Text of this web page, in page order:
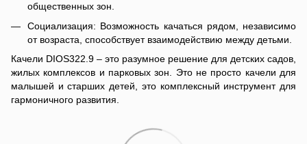
общественных зон.
Социализация: Возможность качаться рядом, независимо
от возраста, способствует взаимодействию между детьми.
Качели DIOS322.9 – это разумное решение для детских садов,
жилых комплексов и парковых зон. Это не просто качели для
малышей и старших детей, это комплексный инструмент для
гармоничного развития.